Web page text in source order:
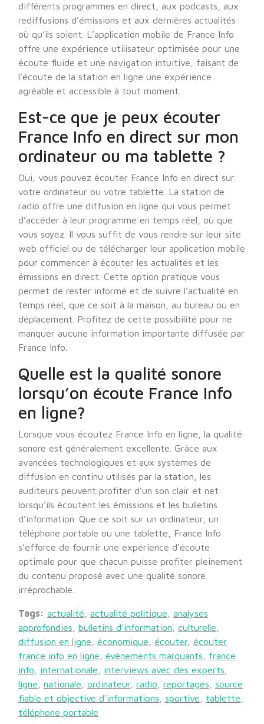
différents programmes en direct, aux podcasts, aux
rediffusions d’émissions et aux dernières actualités
où qu’ils soient. L’application mobile de France Info
offre une expérience utilisateur optimisée pour une
écoute fluide et une navigation intuitive, faisant de
l’écoute de la station en ligne une expérience
agréable et accessible à tout moment.
Est-ce que je peux écouter
France Info en direct sur mon
ordinateur ou ma tablette ?
Oui, vous pouvez écouter France Info en direct sur
votre ordinateur ou votre tablette. La station de
radio offre une diffusion en ligne qui vous permet
d’accéder à leur programme en temps réel, où que
vous soyez. Il vous suffit de vous rendre sur leur site
web officiel ou de télécharger leur application mobile
pour commencer à écouter les actualités et les
émissions en direct. Cette option pratique vous
permet de rester informé et de suivre l’actualité en
temps réel, que ce soit à la maison, au bureau ou en
déplacement. Profitez de cette possibilité pour ne
manquer aucune information importante diffusée par
France Info.
Quelle est la qualité sonore
lorsqu’on écoute France Info
en ligne?
Lorsque vous écoutez France Info en ligne, la qualité
sonore est généralement excellente. Grâce aux
avancées technologiques et aux systèmes de
diffusion en continu utilisés par la station, les
auditeurs peuvent profiter d’un son clair et net
lorsqu’ils écoutent les émissions et les bulletins
d’information. Que ce soit sur un ordinateur, un
téléphone portable ou une tablette, France Info
s’efforce de fournir une expérience d’écoute
optimale pour que chacun puisse profiter pleinement
du contenu proposé avec une qualité sonore
irréprochable.
Tags: actualité actualité politique
analyses
approfondies
bulletins d'information culturelle
diffusion en ligne
économique écouter écouter
france info en ligne
événements marquants
france
info
internationale interviews avec des experts
ligne
nationale ordinateur radio reportages
source
fiable et objective d'informations
sportive tablette
téléphone portable